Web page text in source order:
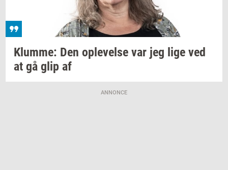
Klum­me: Den op­le­vel­se var jeg lige ved
at gå glip af
ANNONCE